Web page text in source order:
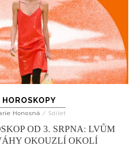
HOROSKOPY
Honosná / Sdílet
OD 3. SRPNA: LVŮM
OKOUZLÍ OKOLÍ